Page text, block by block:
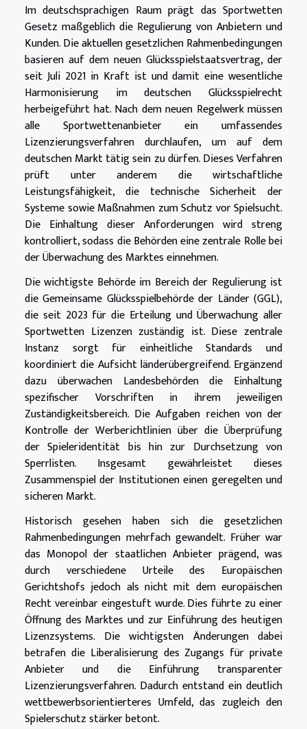
Im deutschsprachigen Raum prägt das Sportwetten
Gesetz maßgeblich die Regulierung von Anbietern und
Kunden. Die aktuellen gesetzlichen Rahmenbedingungen
basieren auf dem neuen Glücksspielstaatsvertrag, der
seit Juli 2021 in Kraft ist und damit eine wesentliche
Harmonisierung im deutschen Glücksspielrecht
herbeigeführt hat. Nach dem neuen Regelwerk müssen
alle Sportwettenanbieter ein umfassendes
Lizenzierungsverfahren durchlaufen, um auf dem
deutschen Markt tätig sein zu dürfen. Dieses Verfahren
prüft unter anderem die wirtschaftliche
Leistungsfähigkeit, die technische Sicherheit der
Systeme sowie Maßnahmen zum Schutz vor Spielsucht.
Die Einhaltung dieser Anforderungen wird streng
kontrolliert, sodass die Behörden eine zentrale Rolle bei
der Überwachung des Marktes einnehmen.
Die wichtigste Behörde im Bereich der Regulierung ist
die Gemeinsame Glücksspielbehörde der Länder (GGL),
die seit 2023 für die Erteilung und Überwachung aller
Sportwetten Lizenzen zuständig ist. Diese zentrale
Instanz sorgt für einheitliche Standards und
koordiniert die Aufsicht länderübergreifend. Ergänzend
dazu überwachen Landesbehörden die Einhaltung
spezifischer Vorschriften in ihrem jeweiligen
Zuständigkeitsbereich. Die Aufgaben reichen von der
Kontrolle der Werberichtlinien über die Überprüfung
der Spieleridentität bis hin zur Durchsetzung von
Sperrlisten. Insgesamt gewährleistet dieses
Zusammenspiel der Institutionen einen geregelten und
sicheren Markt.
Historisch gesehen haben sich die gesetzlichen
Rahmenbedingungen mehrfach gewandelt. Früher war
das Monopol der staatlichen Anbieter prägend, was
durch verschiedene Urteile des Europäischen
Gerichtshofs jedoch als nicht mit dem europäischen
Recht vereinbar eingestuft wurde. Dies führte zu einer
Öffnung des Marktes und zur Einführung des heutigen
Lizenzsystems. Die wichtigsten Änderungen dabei
betrafen die Liberalisierung des Zugangs für private
Anbieter und die Einführung transparenter
Lizenzierungsverfahren. Dadurch entstand ein deutlich
wettbewerbsorientierteres Umfeld, das zugleich den
Spielerschutz stärker betont.